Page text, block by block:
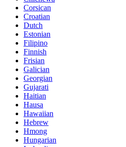
Corsican
Croatian
Dutch
Estonian
Filipino
Finnish
Frisian
Galician
Georgian
Gujarati
Haitian
Hausa
Hawaiian
Hebrew
Hmong
Hungarian